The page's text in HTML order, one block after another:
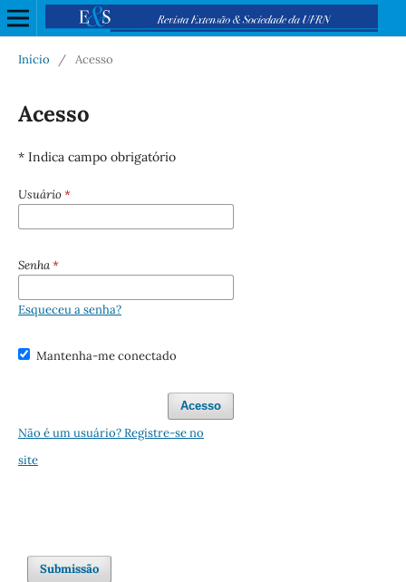
Início / Acesso
Acesso
* Indica campo obrigatório
Usuário*
Senha*
Esqueceu a senha?
Mantenha-me conectado
Acesso
Não é um usuário? Registre-se no
site
Submissão